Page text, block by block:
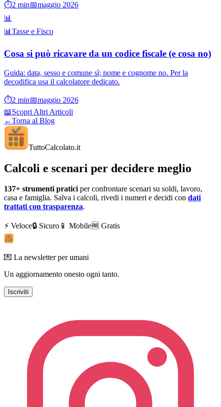
⏱️2 min📅maggio 2026
📊
📊 Tasse e Fisco
Cosa si può ricavare da un codice fiscale (e cosa no)
Guida: data, sesso e comune sì; nome e cognome no. Per la
decodifica usa il calcolatore dedicato.
⏱️2 min📅maggio 2026
📖Scopri Altri Articoli
←Torna al Blog
TuttoCalcolato.it
Calcoli e scenari per decidere meglio
137+ strumenti pratici per confrontare scenari su soldi, lavoro,
casa e famiglia. Salva i calcoli, rivedi i numeri e decidi con dati
trattati con trasparenza.
⚡ Veloce🔒 Sicuro 📱 Mobile🆓 Gratis
💌 La newsletter per umani
Un aggiornamento onesto ogni tanto.
Iscriviti